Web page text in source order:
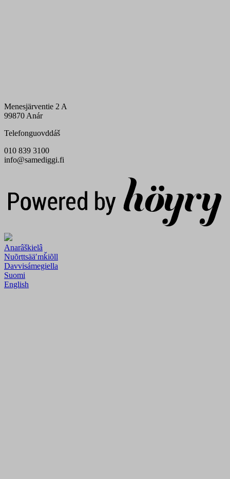
Menesjärventie 2 A
99870 Anár
Telefonguovddáš
010 839 3100
info@samediggi.fi
Anarâškielâ
Nuõrttsääʹmǩiõll
Davvisámegiella
Suomi
English